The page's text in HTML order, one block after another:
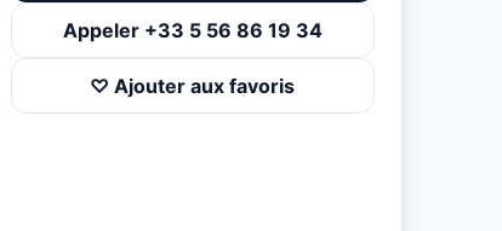
Appeler +33 5 56 86 19 34
♡ Ajouter aux favoris